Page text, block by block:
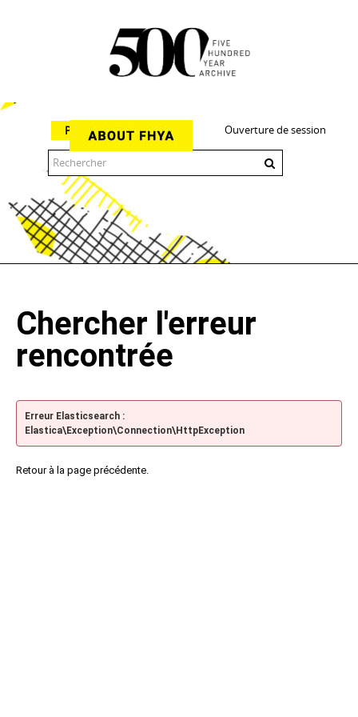
Ouverture de session
Parcourir
Chercher l'erreur
rencontrée
Erreur Elasticsearch :
Elastica\Exception\Connection\HttpException
Retour à la page précédente.